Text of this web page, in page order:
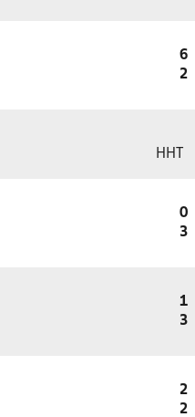
6
2
HHT
0
3
1
3
2
2